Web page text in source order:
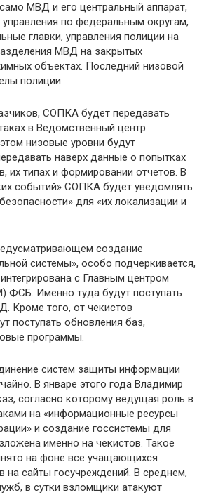
МВД и его центральный аппарат,
по федеральным округам,
главки, управления полиции на
МВД на закрытых
объектах. Последний низовой
полиции.
СОПКА будет передавать
в Ведомственный центр
низовые уровни будут
наверх данные о попытках
их типах и формировании отчетов. В
событий» СОПКА будет уведомлять
для «их локализации и
создание
системы», особо подчеркивается,
с Главным центром
ФСБ. Именно туда будут поступать
Кроме того, от чекистов
поступать обновления баз,
программы.
систем защиты информации
В январе этого года Владимир
согласно которому ведущая роль в
на «информационные ресурсы
и создание госсистемы для
именно на чекистов. Такое
на фоне все учащающихся
на сайты госучреждений. В среднем,
в сутки взломщики атакуют